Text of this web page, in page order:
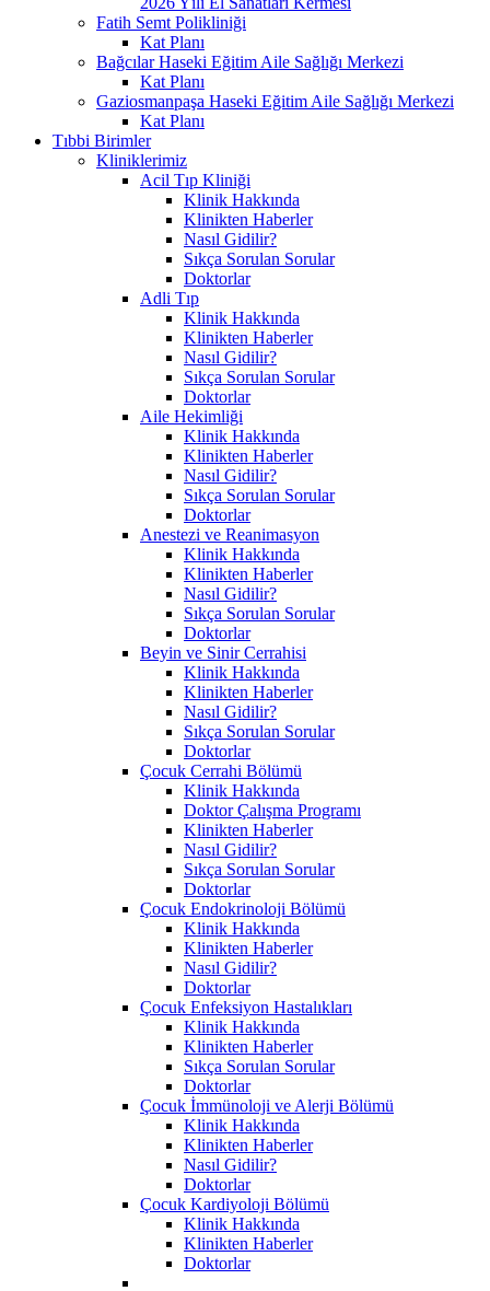
Fatih Semt Polikliniği
Kat Planı
Bağcılar Haseki Eğitim Aile Sağlığı Merkezi
Kat Planı
Gaziosmanpaşa Haseki Eğitim Aile Sağlığı Merkezi
Kat Planı
Tıbbi Birimler
Kliniklerimiz
Acil Tıp Kliniği
Klinik Hakkında
Klinikten Haberler
Nasıl Gidilir?
Sıkça Sorulan Sorular
Doktorlar
Adli Tıp
Klinik Hakkında
Klinikten Haberler
Nasıl Gidilir?
Sıkça Sorulan Sorular
Doktorlar
Aile Hekimliği
Klinik Hakkında
Klinikten Haberler
Nasıl Gidilir?
Sıkça Sorulan Sorular
Doktorlar
Anestezi ve Reanimasyon
Klinik Hakkında
Klinikten Haberler
Nasıl Gidilir?
Sıkça Sorulan Sorular
Doktorlar
Beyin ve Sinir Cerrahisi
Klinik Hakkında
Klinikten Haberler
Nasıl Gidilir?
Sıkça Sorulan Sorular
Doktorlar
Çocuk Cerrahi Bölümü
Klinik Hakkında
Doktor Çalışma Programı
Klinikten Haberler
Nasıl Gidilir?
Sıkça Sorulan Sorular
Doktorlar
Çocuk Endokrinoloji Bölümü
Klinik Hakkında
Klinikten Haberler
Nasıl Gidilir?
Doktorlar
Çocuk Enfeksiyon Hastalıkları
Klinik Hakkında
Klinikten Haberler
Sıkça Sorulan Sorular
Doktorlar
Çocuk İmmünoloji ve Alerji Bölümü
Klinik Hakkında
Klinikten Haberler
Nasıl Gidilir?
Doktorlar
Çocuk Kardiyoloji Bölümü
Klinik Hakkında
Klinikten Haberler
Doktorlar